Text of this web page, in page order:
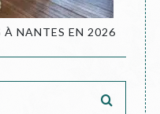
À NANTES EN 2026